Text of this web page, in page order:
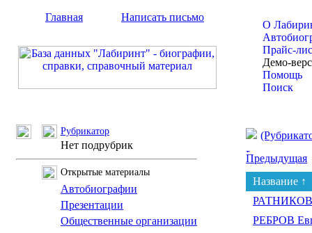
Главная Написать письмо
О
Прайс-
Демо-
Помощь
Поиск
Рубрикатор
Нет подрубрик
Открытые материалы
Автобиографии
Презентации
Общественные организации
Предыдущая
Название ↑
РАТНИКОВ
РЕБРОВ